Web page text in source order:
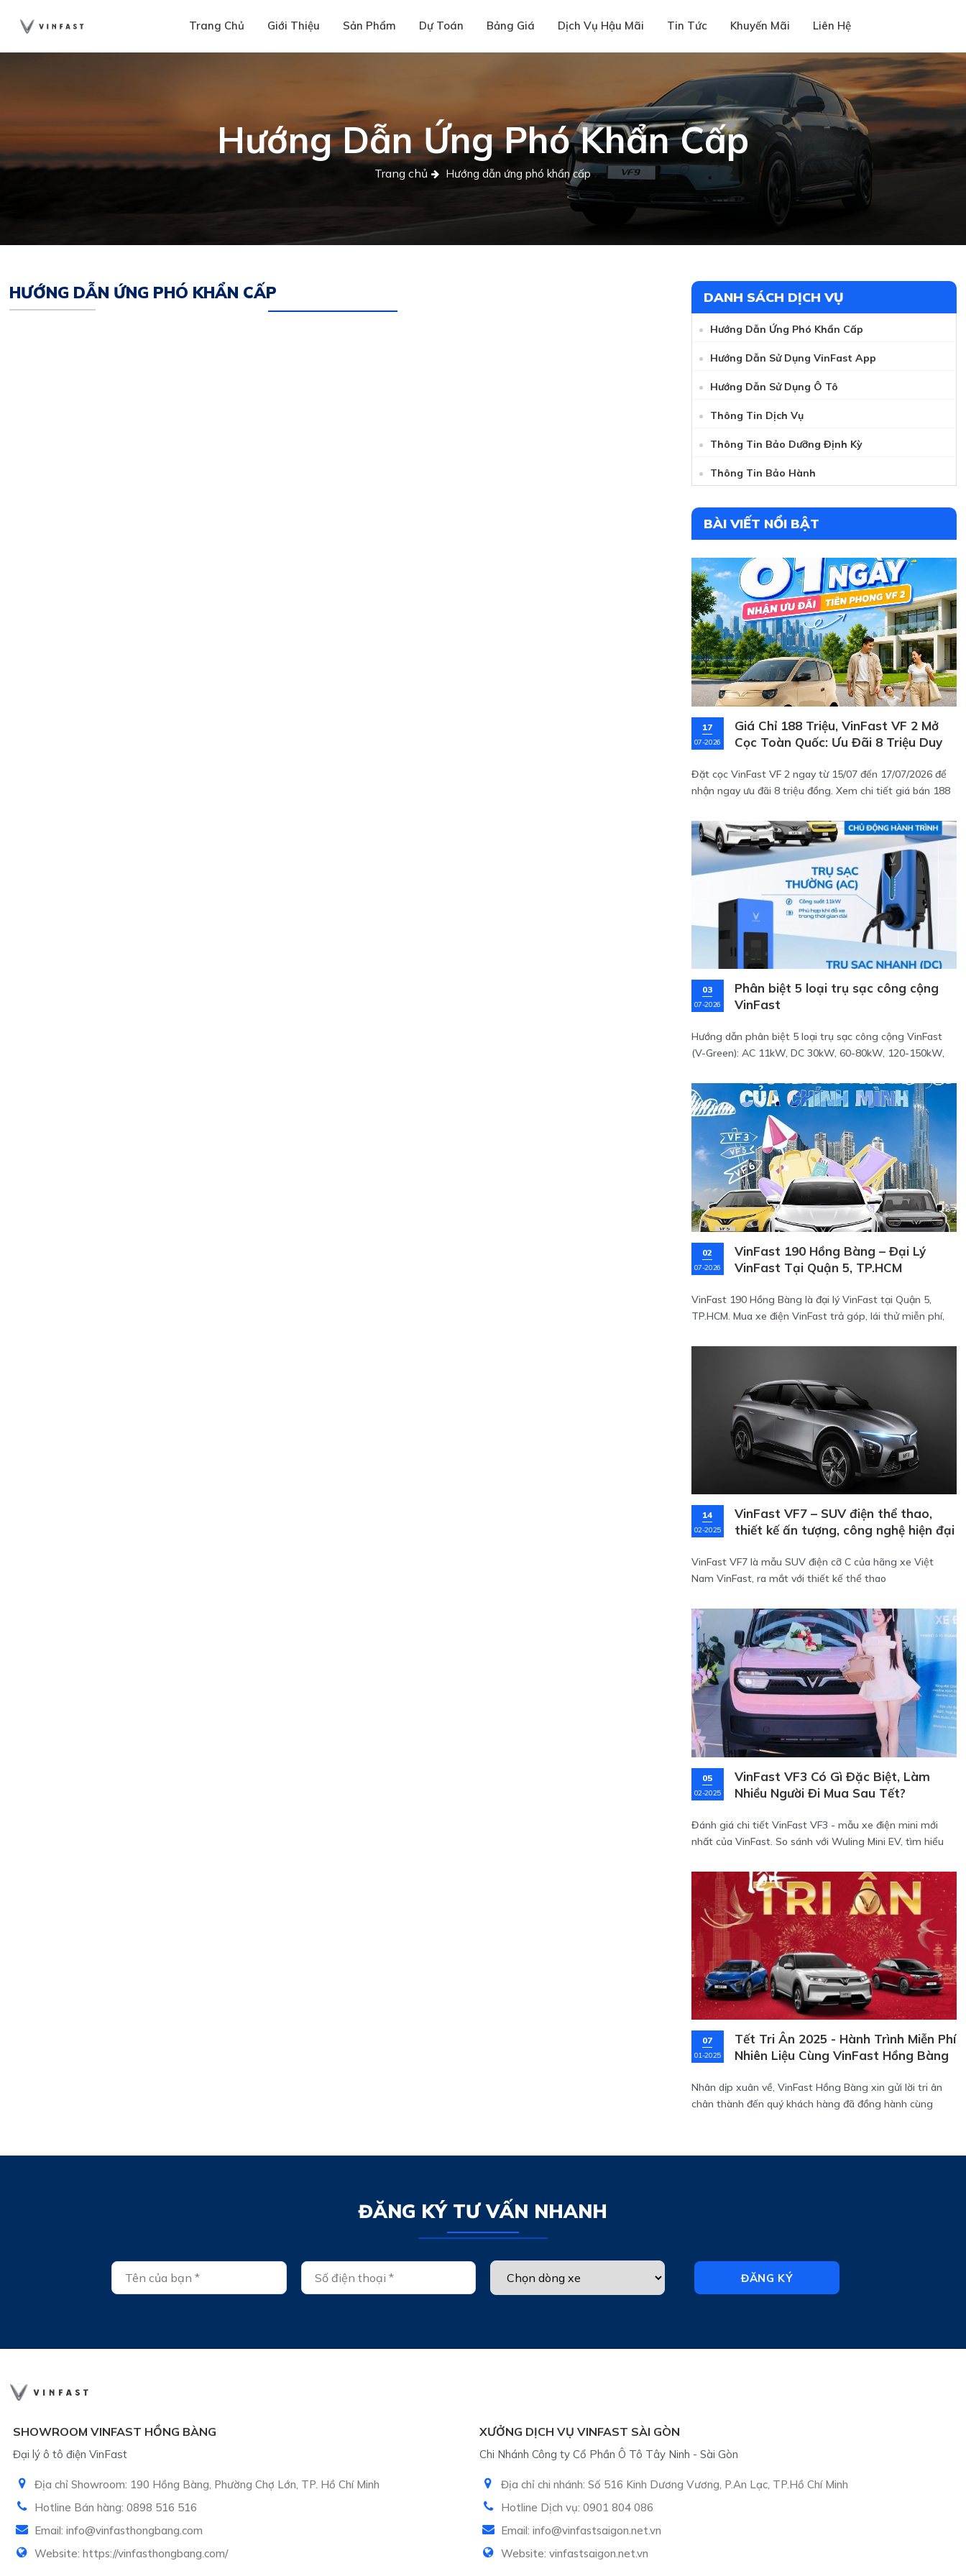
Trang Chủ Giới Thiệu Sản Phẩm Dự Toán Bảng Giá Dịch Vụ Hậu Mãi Tin Tức Khuyến Mãi Liên Hệ
Hướng Dẫn Ứng Phó Khẩn Cấp
Trang chủ Hướng dẫn ứng phó khẩn cấp
HƯỚNG DẪN ỨNG PHÓ KHẨN CẤP DANH SÁCH DỊCH VỤ
Hướng Dẫn Ứng Phó Khẩn Cấp
Hướng Dẫn Sử Dụng VinFast App
Hướng Dẫn Sử Dụng Ô Tô
Thông Tin Dịch Vụ
Thông Tin Bảo Dưỡng Định Kỳ
Thông Tin Bảo Hành
BÀI VIẾT NỔI BẬT
17
07-2026
Giá Chỉ 188 Triệu, VinFast VF 2 Mở
Cọc Toàn Quốc: Ưu Đãi 8 Triệu Duy
Đặt cọc VinFast VF 2 ngay từ 15/07 đến 17/07/2026 để
nhận ngay ưu đãi 8 triệu đồng. Xem chi tiết giá bán 188
hành cực tốt của mẫu xe điện mini đô thị này tại đây!
03
07-2026
Phân biệt 5 loại trụ sạc công cộng
VinFast
Hướng dẫn phân biệt 5 loại trụ sạc công cộng VinFast
(V-Green): AC 11kW, DC 30kW, 60-80kW, 120-150kW,
02
07-2026
VinFast 190 Hồng Bàng – Đại Lý
VinFast Tại Quận 5, TP.HCM
VinFast 190 Hồng Bàng là đại lý VinFast tại Quận 5,
TP.HCM. Mua xe điện VinFast trả góp, lái thử miễn phí,
14
02-2025
VinFast VF7 – SUV điện thể thao,
thiết kế ấn tượng, công nghệ hiện đại
VinFast VF7 là mẫu SUV điện cỡ C của hãng xe Việt
Nam VinFast, ra mắt với thiết kế thể thao
05
02-2025
VinFast VF3 Có Gì Đặc Biệt, Làm
Nhiều Người Đi Mua Sau Tết?
Đánh giá chi tiết VinFast VF3 - mẫu xe điện mini mới
nhất của VinFast. So sánh với Wuling Mini EV, tìm hiểu
07
01-2025
Tết Tri Ân 2025 - Hành Trình Miễn Phí
Nhiên Liệu Cùng VinFast Hồng Bàng
Nhân dịp xuân về, VinFast Hồng Bàng xin gửi lời tri ân
chân thành đến quý khách hàng đã đồng hành cùng
đặc biệt mang tên "Tết Tri Ân – Miễn Phí Nhiên Liệu Đến
ĐĂNG KÝ TƯ VẤN NHANH
ĐĂNG KÝ
SHOWROOM VINFAST HỒNG BÀNG
Đại lý ô tô điện VinFast
Địa chỉ Showroom: 190 Hồng Bàng, Phường Chợ Lớn, TP. Hồ Chí Minh
Hotline Bán hàng: 0898 516 516
Email: info@vinfasthongbang.com
Website: https://vinfasthongbang.com/
XƯỞNG DỊCH VỤ VINFAST SÀI GÒN
Chi Nhánh Công ty Cổ Phần Ô Tô Tây Ninh - Sài Gòn
Địa chỉ chi nhánh: Số 516 Kinh Dương Vương, P.An Lạc, TP.Hồ Chí Minh
Hotline Dịch vụ: 0901 804 086
Email: info@vinfastsaigon.net.vn
Website: vinfastsaigon.net.vn